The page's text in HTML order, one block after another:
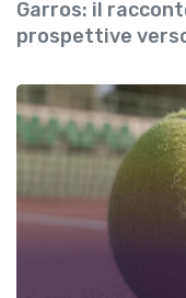
Garros: il
prospettive